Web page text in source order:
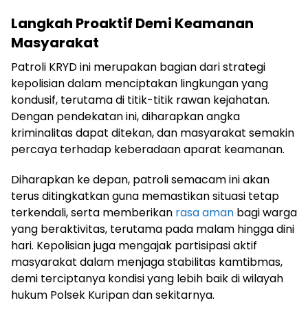
Langkah Proaktif Demi Keamanan
Masyarakat
Patroli KRYD ini merupakan bagian dari strategi
kepolisian dalam menciptakan lingkungan yang
kondusif, terutama di titik-titik rawan kejahatan.
Dengan pendekatan ini, diharapkan angka
kriminalitas dapat ditekan, dan masyarakat semakin
percaya terhadap keberadaan aparat keamanan.
Diharapkan ke depan, patroli semacam ini akan
terus ditingkatkan guna memastikan situasi tetap
terkendali, serta memberikan rasa aman bagi warga
yang beraktivitas, terutama pada malam hingga dini
hari. Kepolisian juga mengajak partisipasi aktif
masyarakat dalam menjaga stabilitas kamtibmas,
demi terciptanya kondisi yang lebih baik di wilayah
hukum Polsek Kuripan dan sekitarnya.